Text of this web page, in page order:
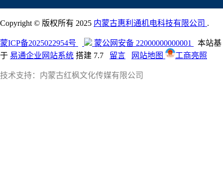
Copyright © 版权所有 2025 内蒙古惠利通机电科技有限公司 .
蒙ICP备2025022954号 蒙公网安备 22000000000001
本站基
于 易通企业网站系统 搭建 7.7 留言 网站地图 工商亮照
技术支持：内蒙古红枫文化传媒有限公司